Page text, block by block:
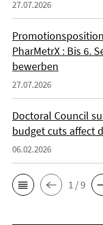
27.07.2026
PharMetrX : Bis 6.
bewerben
27.07.2026
Doctoral Council
budget cuts affect
06.02.2026
1 / 9